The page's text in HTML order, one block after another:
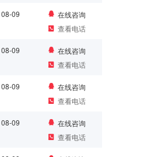
08-09
在线咨询
查看电话
08-09
在线咨询
查看电话
08-09
在线咨询
查看电话
08-09
在线咨询
查看电话